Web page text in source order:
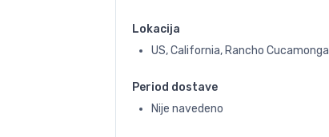
Lokacija
US, California, Rancho Cucamonga
Period dostave
Nije navedeno